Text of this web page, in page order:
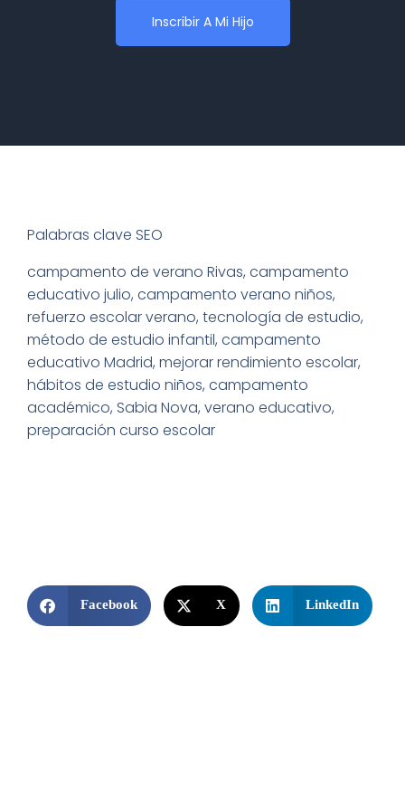
Inscribir A Mi Hijo
Palabras clave SEO
campamento de verano Rivas, campamento
educativo julio, campamento verano niños,
refuerzo escolar verano, tecnología de estudio,
método de estudio infantil, campamento
educativo Madrid, mejorar rendimiento escolar,
hábitos de estudio niños, campamento
académico, Sabia Nova, verano educativo,
preparación curso escolar
Facebook X LinkedIn